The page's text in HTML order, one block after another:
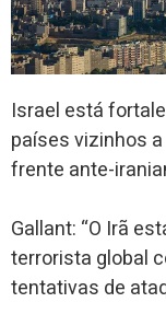
Israel está
países vizinhos
frente ante-
Gallant: “O Irã
terrorista global
tentativas de